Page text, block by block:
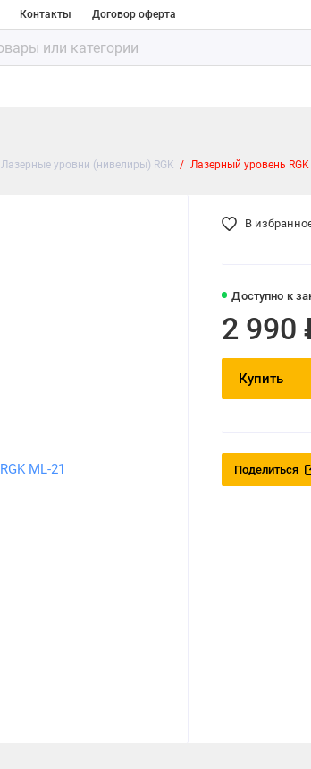
Контакты Договор оферта
Лазерные уровни (нивелиры) RGK Лазерный уровень RGK
Доступно к
2 990
Купить
В
Поделиться